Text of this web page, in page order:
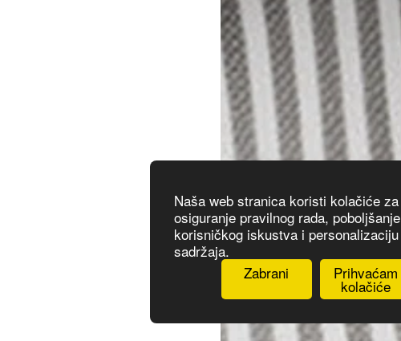
Prihvaćam
kolačiće
Zabrani
Naša web stranica koristi kolačiće za
osiguranje pravilnog rada, poboljšanje
korisničkog iskustva i personalizaciju
sadržaja.